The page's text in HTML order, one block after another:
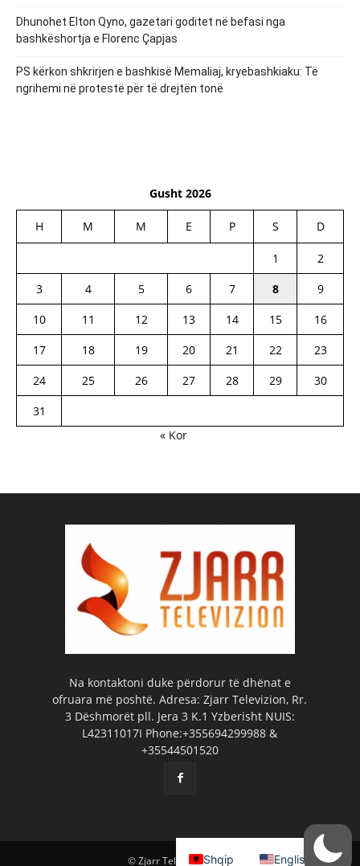
Dhunohet Elton Qyno, gazetari goditet në befasi nga
bashkëshortja e Florenc Çapjas
PS kërkon shkrirjen e bashkisë Memaliaj, kryebashkiaku: Të
ngrihemi në protestë për të drejtën tonë
Gusht 2026
H M M E P S D
1
2
3
4 5 6 7 8
9
10
11 12 13 14 15
16
17
18 19 20 21 22
23
24
25 26 27 28 29
30
31
« Kor
Na kontaktoni duke përdorur të dhënat e
ofruara më poshtë. Adresa: Zjarr Televizion, Rr.
3 Dëshmorët pll. Jera 3 K.1 Yzberisht NUIS:
L42311017I Phone:+355694299988 &
+35544501520
© Zjarr Televizion 2026
Shqip English